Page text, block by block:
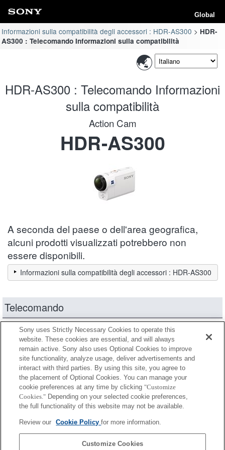
Global
Informazioni sulla compatibilità degli accessori : HDR-AS300
HDR-
AS300 : Telecomando Informazioni sulla compatibilità
HDR-AS300 : Telecomando Informazioni
sulla compatibilità
Action Cam
HDR-AS300
A seconda del paese o dell'area geografica,
alcuni prodotti visualizzati potrebbero non
essere disponibili.
Informazioni sulla compatibilità degli accessori : HDR-AS300
Telecomando
Alcuni cavalletti e monopiedi dispongono della funzione
di telecomando.
Completamente compatibile
Compatibile, ma con restrizioni
RM-VPR1
RMT-VP1K
Sony uses Strictly Necessary Cookies to operate this
website. These cookies are essential, and will always
remain active. Sony also uses Optional Cookies to improve
site functionality, analyze usage, deliver advertisements and
interact with third parties. By using this site, you agree to
the placement of Optional Cookies. You can manage your
cookie preferences at any time by clicking "Customize
Cookies." Depending on your selected cookie preferences,
the full functionality of this website may not be available.
Review our Cookie Policyfor more information.
Customize Cookies